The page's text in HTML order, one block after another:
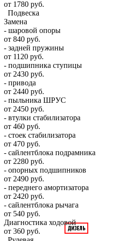
от 1780 руб.
Подвеска
Замена
- шаровой опоры
от 840 руб.
- задней пружины
от 1120 руб.
- подшипника ступицы
от 2430 руб.
- привода
от 2440 руб.
- пыльника ШРУС
от 2450 руб.
- втулки стабилизатора
от 460 руб.
- стоек стабилизатора
от 470 руб.
- сайлентблока подрамника
от 2280 руб.
- опорных подшипников
от 2490 руб.
- переднего амортизатора
от 2420 руб.
- сайлентблока рычага
от 540 руб.
Диагностика ходовой
от 360 руб.